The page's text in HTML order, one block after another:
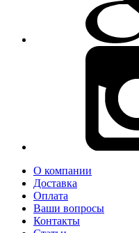
О компании
Доставка
Оплата
Ваши вопросы
Контакты